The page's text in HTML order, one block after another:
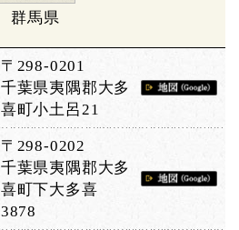
群馬県
〒298-0201
千葉県夷隅郡大多
喜町小土呂21
〒298-0202
千葉県夷隅郡大多
喜町下大多喜
3878